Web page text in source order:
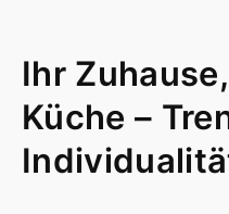
Ihr
Küche –